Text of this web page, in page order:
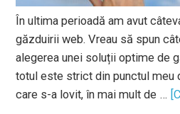
În ultima perioadă am avut
găzduirii web. Vreau să spun
alegerea unei soluții optime de
totul este strict din punctul meu
care s-a lovit, în mai mult de …